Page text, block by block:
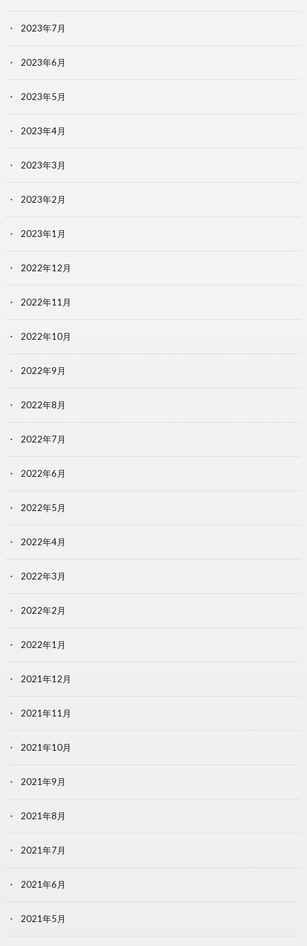
2023年7月
2023年6月
2023年5月
2023年4月
2023年3月
2023年2月
2023年1月
2022年12月
2022年11月
2022年10月
2022年9月
2022年8月
2022年7月
2022年6月
2022年5月
2022年4月
2022年3月
2022年2月
2022年1月
2021年12月
2021年11月
2021年10月
2021年9月
2021年8月
2021年7月
2021年6月
2021年5月